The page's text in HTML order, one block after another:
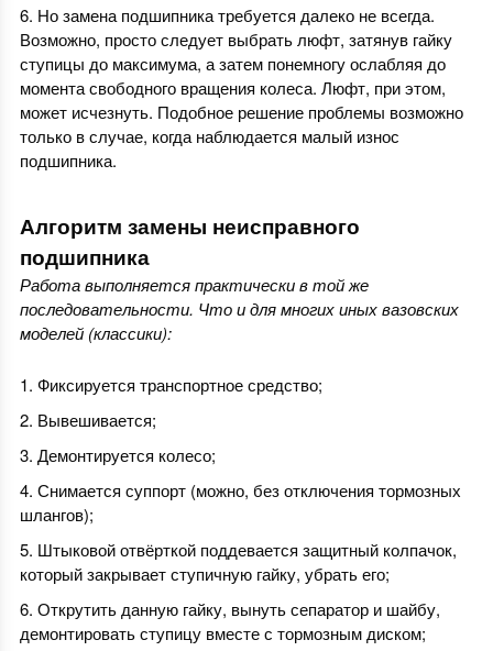
Но замена подшипника требуется далеко не всегда.
Возможно, просто следует выбрать люфт, затянув гайку
ступицы до максимума, а затем понемногу ослабляя до
момента свободного вращения колеса. Люфт, при этом,
может исчезнуть. Подобное решение проблемы возможно
только в случае, когда наблюдается малый износ
подшипника.
Алгоритм замены неисправного
подшипника
Работа выполняется практически в той же
последовательности. Что и для многих иных вазовских
моделей (классики):
Фиксируется транспортное средство;
Вывешивается;
Демонтируется колесо;
Снимается суппорт (можно, без отключения тормозных
шлангов);
Штыковой отвёрткой поддевается защитный колпачок,
который закрывает ступичную гайку, убрать его;
Открутить данную гайку, вынуть сепаратор и шайбу,
демонтировать ступицу вместе с тормозным диском;